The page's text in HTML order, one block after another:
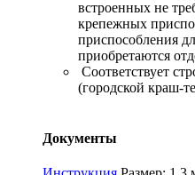
встроенных не
крепежных
приспособления
приобретаются
Соответствует
(городской краш-
Документы